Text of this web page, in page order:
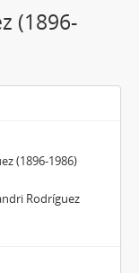
(1896-
(1896-1986)
Rodríguez